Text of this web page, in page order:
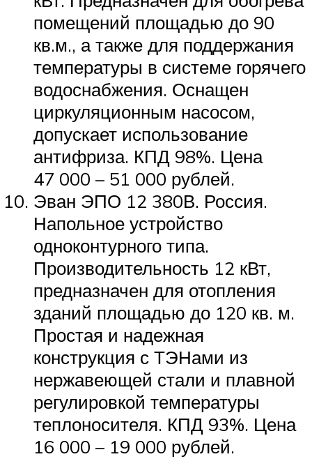
помещений площадью до 90
кв.м., а также для поддержания
температуры в системе горячего
водоснабжения. Оснащен
циркуляционным насосом,
допускает использование
антифриза. КПД 98%. Цена
47 000 – 51 000 рублей.
Эван ЭПО 12 380В. Россия.
Напольное устройство
одноконтурного типа.
Производительность 12 кВт,
предназначен для отопления
зданий площадью до 120 кв. м.
Простая и надежная
конструкция с ТЭНами из
нержавеющей стали и плавной
регулировкой температуры
теплоносителя. КПД 93%. Цена
16 000 – 19 000 рублей.